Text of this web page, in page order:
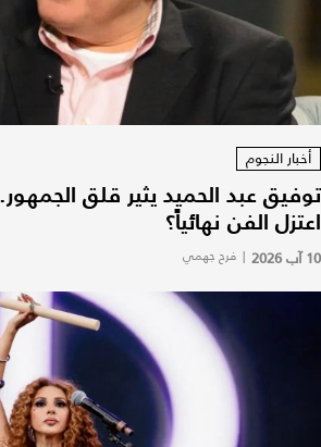
أخبار النجوم
توفيق عبد الحميد يثير قلق
اعتزل الفن نهائياً؟
10 آب 2026 | فرح جهمي